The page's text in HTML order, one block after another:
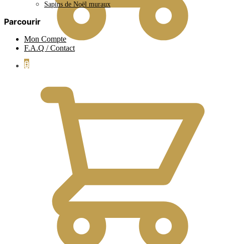
0
Sapins de Noël muraux
Parcourir
Mon Compte
F.A.Q / Contact
0.00